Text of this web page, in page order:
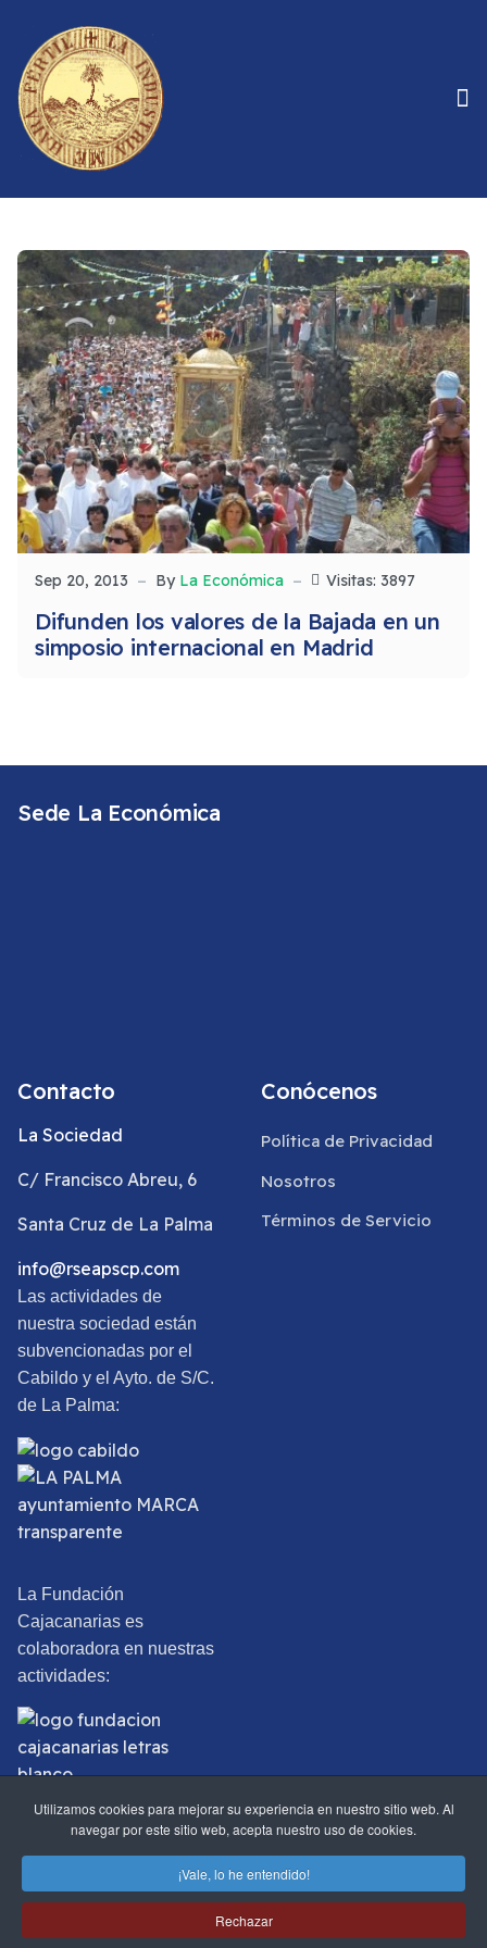
Utilizamos cookies para mejorar su experiencia en nuestro sitio web. Al
navegar por este sitio web, acepta nuestro uso de cookies.
¡Vale, lo he entendido!
Rechazar
Sep 20, 2013 By La Económica Visitas: 3897
Difunden los valores de la Bajada en un
simposio internacional en Madrid
Sede La Económica
Contacto
La Sociedad
C/ Francisco Abreu, 6
Santa Cruz de La Palma
info@rseapscp.com
Conócenos
Política de Privacidad
Nosotros
Términos de Servicio
Las actividades de
nuestra sociedad están
subvencionadas por el
Cabildo y el Ayto. de S/C.
de La Palma:
La Fundación
Cajacanarias es
colaboradora en nuestras
actividades:
©2025 Real Sociedad Económica de Amigos del País de Santa
Cruz de La Palma.